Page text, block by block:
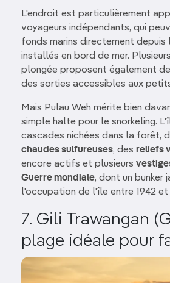
L'endroit est particulièrement
voyageurs indépendants, qui
fonds marins directement depuis
installés en bord de mer.
plongée proposent également
des sorties accessibles aux
Mais Pulau Weh mérite bien
simple halte pour le snorkeling.
cascades nichées dans la forêt,
chaudes sulfureuses, des reliefs
encore actifs et plusieurs
Guerre mondiale, dont un bunker
l'occupation de l'île entre 1942 et
7. Gili Trawangan
plage idéale pour
Image